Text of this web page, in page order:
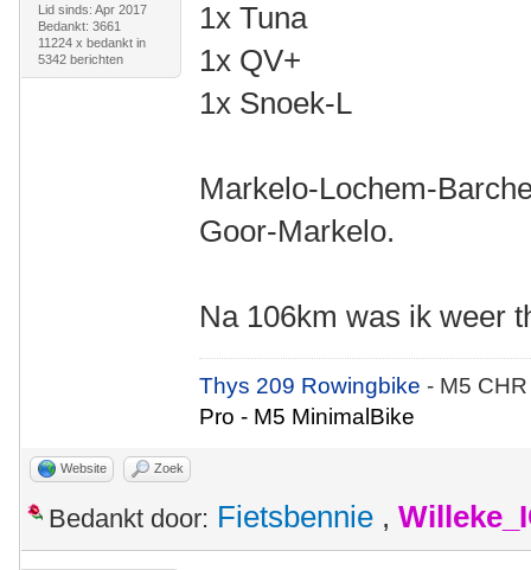
Lid sinds: Apr 2017
Bedankt: 3661
11224 x bedankt in
5342 berichten
1x Tuna
1x QV+
1x Snoek-L
Markelo-Lochem-
Goor-Markelo.
Na 106km was ik weer
Thys 209 Rowingbike- M5
Pro - M5 MinimalBike
Website Zoek
Bedankt door: Fietsbennie ,